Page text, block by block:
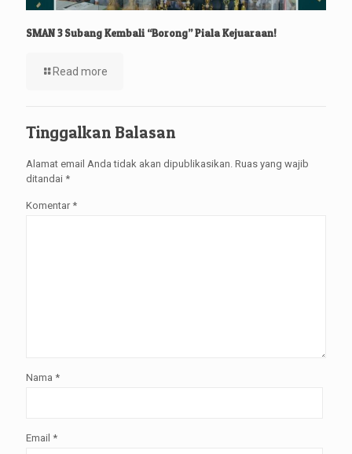
SMAN 3 Subang Kembali “Borong” Piala Kejuaraan!
Read more
Tinggalkan Balasan
Alamat email Anda tidak akan dipublikasikan. Ruas yang wajib
ditandai *
Komentar *
Nama *
Email *